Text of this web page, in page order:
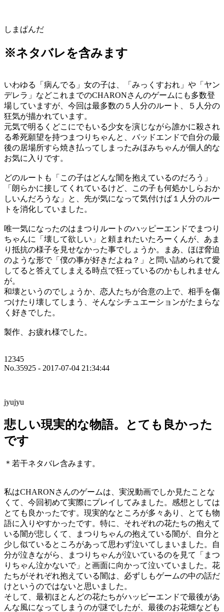
しまぱんだ
※ネタバレを含みます
いわゆる「病んでる」女の子は、「みっくすおれ」や「ヤン
デレラ」などこれまでのCHARONさんのゲームにも多数登
場していますが、今回は最多数の５人分のルート、５人分の
狂気が描かれています。
元気で明るくどこにでもいる少女を演じながら誰かに殺され
る希死願望を持つまつりちゃんと、バッドエンドで自分の最
後の居場所すら焼き払ってしまったみほみちゃんが個人的な
お気に入りです。
どのルートも「この子はどんな闇を抱えているのだろう」
「朗らかに接してくれているけど、この子も何処かしらおか
しいんだろうな」と、先が気になって気付けば１人分のルー
トを消化していました。
唯一気になったのはまつりルートのハッピーエンドでまつり
ちゃんに「壊して欲しい」と頼まれたいたろーくんが、あま
り抵抗の様子を見せなかった事でしょうか。まあ、ほぼ脅迫
のような形で「僕の事が好きだよね？」と問い詰められて愛
してると答えてしまえる時点で狂っているのかもしれません
が。
和壊というのでしょうか、恋人たちが合意の上で、相手を傷
つけたり壊してしまう、そんなシチュエーションがたまらな
く好きでした。
製作、お疲れ様でした。
12345
No.35925 - 2017-07-04 21:34:44
jyujyu
悲しい現実的な物語。とても良かった
です
＊若干ネタバレ含みます。
私はCHARONさんのゲームは、実況動画でしか見たことな
くて、今回初めて実際にプレイしてみました。感想としては
とても良かったです。現実的なところが多々あり、とても物
語に入りやすかったです。特に、それぞれの花たちの抱えて
いる闇が悲しくて、まつりちゃんの抱えている闇が、自分と
少し似ているところがあって思わず泣いてしまいました。自
分が泣きながら、まつりちゃんが泣いているのを見て「まつ
りちゃん泣かないで」と画面に向かって泣いていました。花
たちがそれぞれ抱えている闇は、必ずしもゲームの中の話だ
けというのではないと思いました。
そして、最初ほとんどの花たちがハッピーエンドで最後があ
んな風になってしまうのが謎でしたが、最後のお花畑なども